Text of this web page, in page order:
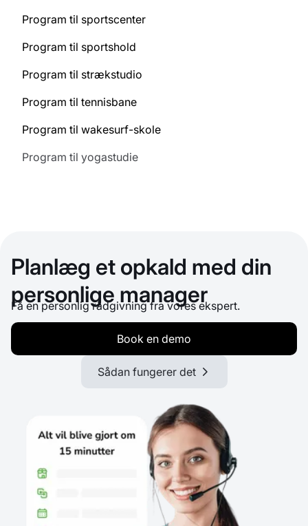
Program til sportscenter
Program til sportshold
Program til strækstudio
Program til tennisbane
Program til wakesurf-skole
Program til yogastudie
Planlæg et opkald med din
personlige manager
Få en personlig rådgivning fra vores ekspert.
Book en demo
Sådan fungerer det